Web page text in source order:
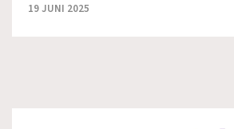
19 JUNI 2025